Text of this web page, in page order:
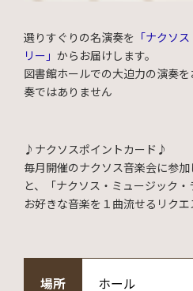
選りすぐりの名演奏を 「ナクソ
リー」 からお届けします。
図書館ホールでの大迫力の演奏
奏ではありません
♪ ナクソスポイントカード♪
毎月開催のナクソス音楽会に参
と、「ナクソス・ミュージック・
お好きな音楽を１曲流せるリクエ
場所 ホール